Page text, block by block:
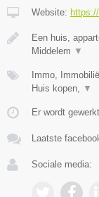
Website:
Een huis,
Middelem ▼
Immo,
Huis kopen,
▼
Er wordt
Laatste
Sociale media: